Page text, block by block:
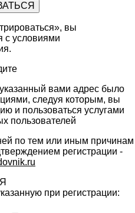
вы
с условиями
.
вами адрес было
следуя которым, вы
и пользоваться услугами
пользователей
по тем или иным причинам
регистрации -
при регистрации: